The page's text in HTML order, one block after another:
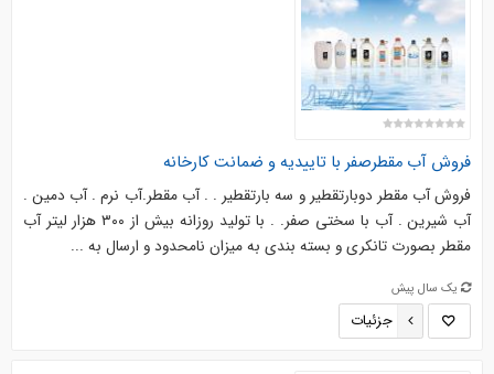
فروش آب مقطرصفر با تاییدیه و ضمانت کارخانه
فروش آب مقطر دوبارتقطیر و سه بارتقطیر . . آب مقطر.آب نرم . آب دمین .
آب شیرین . آب با سختی صفر. . با تولید روزانه بیش از ۳۰۰ هزار لیتر آب
مقطر بصورت تانکری و بسته بندی به میزان نامحدود و ارسال به ...
یک سال پیش
جزئیات